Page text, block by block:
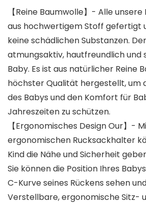
【Reine Baumwolle】- Alle
aus hochwertigem Stoff gefertigt
keine schädlichen Substanzen.
atmungsaktiv, hautfreundlich und
Baby. Es ist aus natürlicher Reine
höchster Qualität hergestellt, um
des Babys und den Komfort für
Jahreszeiten zu schützen.
【Ergonomisches Design Our】-
ergonomischen Rucksackhalter
Kind die Nähe und Sicherheit
Sie können die Position Ihres
C-Kurve seines Rückens sehen
Verstellbare, ergonomische Sitz-